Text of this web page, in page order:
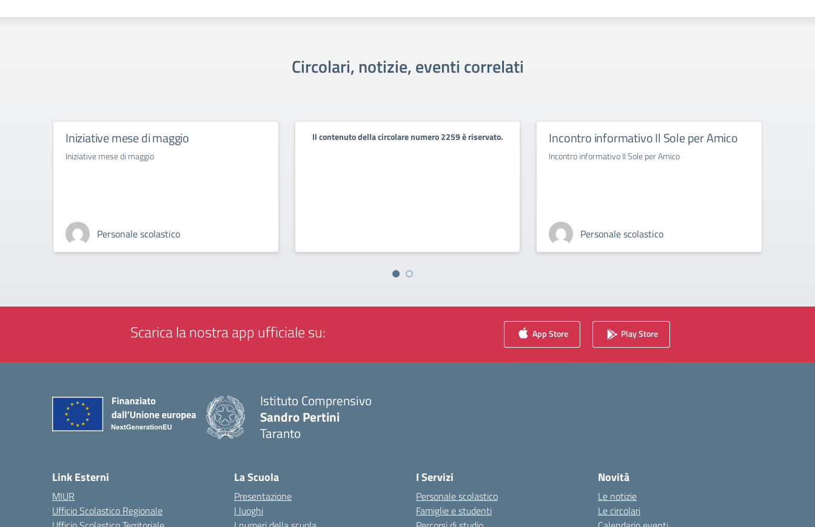
Circolari, notizie, eventi correlati
Iniziative mese di maggio
Iniziative mese di maggio
Personale scolastico
Il contenuto della circolare numero 2259 è riservato. Incontro informativo Il Sole per Amico
Incontro informativo Il Sole per Amico
Personale scolastico
Scarica la nostra app ufficiale su: App Store Play Store
Istituto Comprensivo
Sandro Pertini
Taranto
Link Esterni
MIUR
Ufficio Scolastico Regionale
La Scuola
Presentazione
I luoghi
I Servizi
Personale scolastico
Famiglie e studenti
Novità
Le notizie
Le circolari